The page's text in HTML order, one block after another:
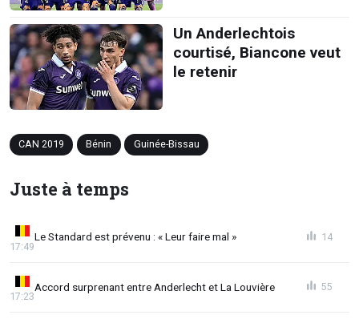
Un Anderlechtois
courtisé, Biancone veut
le retenir
CAN 2019 Bénin Guinée-Bissau
Juste à temps
Le Standard est prévenu : « Leur faire mal »
17:49
14
Accord surprenant entre Anderlecht et La Louvière
17:23
55